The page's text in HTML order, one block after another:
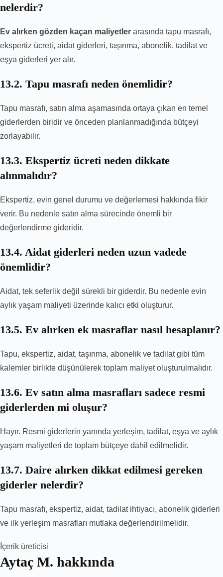
nelerdir?
Ev alırken gözden kaçan maliyetler arasında tapu masrafı,
ekspertiz ücreti, aidat giderleri, taşınma, abonelik, tadilat ve
eşya giderleri yer alır.
13.2. Tapu masrafı neden önemlidir?
Tapu masrafı, satın alma aşamasında ortaya çıkan en temel
giderlerden biridir ve önceden planlanmadığında bütçeyi
zorlayabilir.
13.3. Ekspertiz ücreti neden dikkate
alınmalıdır?
Ekspertiz, evin genel durumu ve değerlemesi hakkında fikir
verir. Bu nedenle satın alma sürecinde önemli bir
değerlendirme gideridir.
13.4. Aidat giderleri neden uzun vadede
önemlidir?
Aidat, tek seferlik değil sürekli bir giderdir. Bu nedenle evin
aylık yaşam maliyeti üzerinde kalıcı etki oluşturur.
13.5. Ev alırken ek masraflar nasıl hesaplanır?
Tapu, ekspertiz, aidat, taşınma, abonelik ve tadilat gibi tüm
kalemler birlikte düşünülerek toplam maliyet oluşturulmalıdır.
13.6. Ev satın alma masrafları sadece resmi
giderlerden mi oluşur?
Hayır. Resmi giderlerin yanında yerleşim, tadilat, eşya ve aylık
yaşam maliyetleri de toplam bütçeye dahil edilmelidir.
13.7. Daire alırken dikkat edilmesi gereken
giderler nelerdir?
Tapu masrafı, ekspertiz, aidat, tadilat ihtiyacı, abonelik giderleri
ve ilk yerleşim masrafları mutlaka değerlendirilmelidir.
İçerik üreticisi
Aytaç M. hakkında